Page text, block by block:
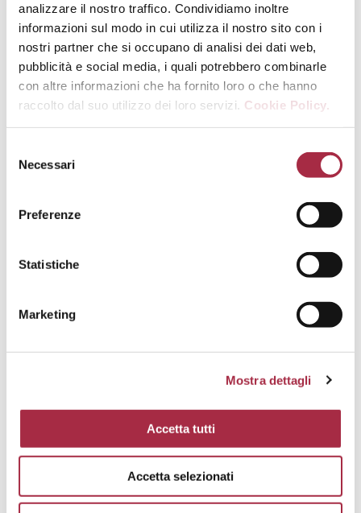
analizzare il nostro traffico. Condividiamo inoltre
informazioni sul modo in cui utilizza il nostro sito con i
nostri partner che si occupano di analisi dei dati web,
pubblicità e social media, i quali potrebbero combinarle
con altre informazioni che ha fornito loro o che hanno
raccolto dal suo utilizzo dei loro servizi. Cookie Policy.
Necessari
Preferenze
Statistiche
Marketing
Mostra dettagli
Accetta tutti
Accetta selezionati